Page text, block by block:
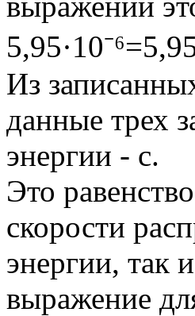
Из
данные трех
энергии - c.
Это
скорости
энергии, так
выражение